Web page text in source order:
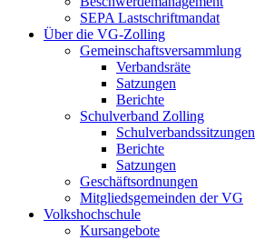
SEPA Lastschriftmandat
Über die VG-Zolling
Gemeinschaftsversammlung
Verbandsräte
Satzungen
Berichte
Schulverband Zolling
Schulverbandssitzungen
Berichte
Satzungen
Geschäftsordnungen
Mitgliedsgemeinden der VG
Volkshochschule
Kursangebote